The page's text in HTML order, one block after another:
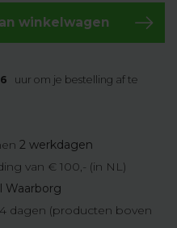
winkelwagen
uur om je bestelling af te
2 werkdagen
van € 100,- (in NL)
Waarborg
dagen (producten boven